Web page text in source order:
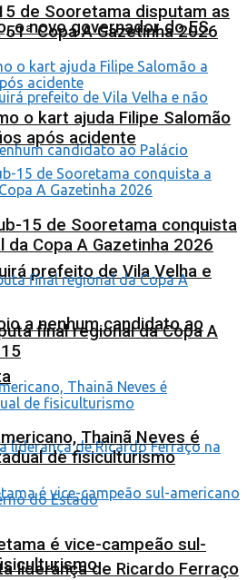
o novo governador do ES
prefeito de Vila Velha e
a nenhum candidato ao
liderança de Ricardo Ferraço
de Sooretama disputam as
Copa A Gazetinha 2026
o kart ajuda Filipe Salomão
após acidente
15 de Sooretama conquista
da Copa A Gazetinha 2026
final regional da Copa A
Thainã Neves é
de fisiculturismo
é vice-campeão sul-